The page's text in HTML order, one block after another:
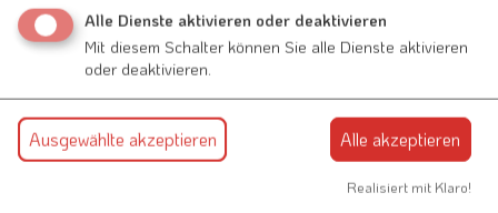
damit einverstanden.*
Eine Kopie dieser E-Mail wird an Ihre Adresse verschickt.
Alle Dienste aktivieren oder deaktivieren
Mit diesem Schalter können Sie alle Dienste aktivieren
oder deaktivieren.
Ausgewählte akzeptieren Alle akzeptieren
Realisiert mit Klaro!